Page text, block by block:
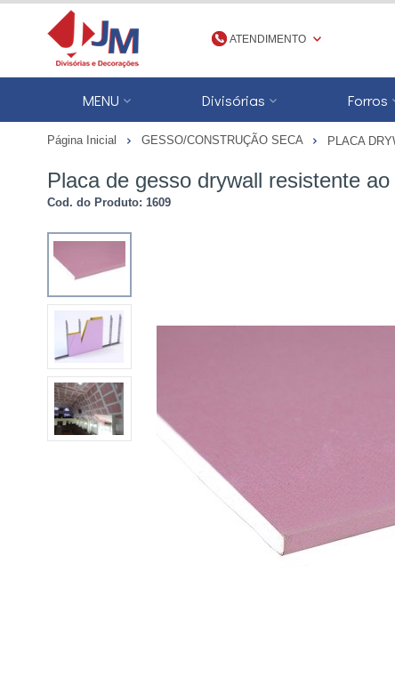
ATENDIMENTO
(48) 3623-1777
4836231777
MENU Divisórias Forros
Página Inicial GESSO/CONSTRUÇÃO SECA PLACA
Placa de gesso drywall resistente
Cod. do Produto: 1609